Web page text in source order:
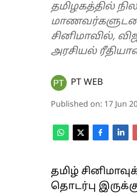
தமிழகத்தில்
சினிமாவில்,
அரசியல்
PT WEB
Published on: 17 Jun
தமிழ்
தொடர்பு